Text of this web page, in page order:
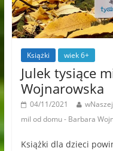
Książki wiek 6+
Julek tysiące
Wojnarowska
04/11/2021
mil od domu - Barbara
Książki dla dzieci